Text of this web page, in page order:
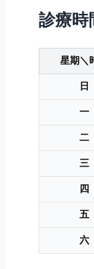
診療時
星期＼
日
一
二
三
四
五
六